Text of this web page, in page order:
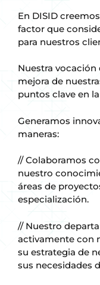
En DISID
factor que
para nuestros
Nuestra
mejora de
puntos clave en
Generamos
maneras:
// Colaboramos
nuestro
áreas de
especialización.
// Nuestro
activamente con
su estrategia de
sus necesidades